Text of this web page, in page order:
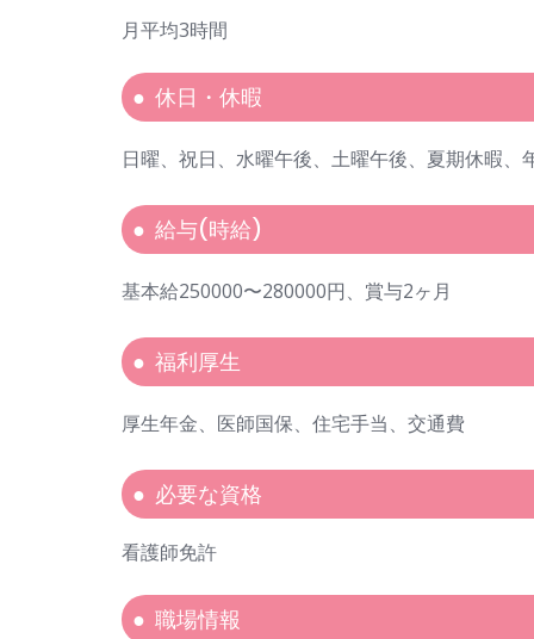
月平均3時間
休日・休暇
日曜、祝日、水曜午後、土曜午後、夏期休暇、
給与(時給)
基本給250000〜280000円、賞与2ヶ月
福利厚生
厚生年金、医師国保、住宅手当、交通費
必要な資格
看護師免許
職場情報